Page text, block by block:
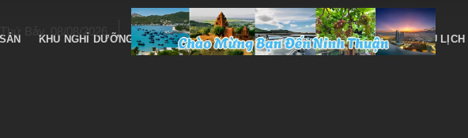
Thứ Bảy, 08/08/2026
KHU NGHỈ DƯỠNG DỊCH VỤ – TAXI LỄ HỘI – VĂN HÓA CẨM NANG DU LỊCH